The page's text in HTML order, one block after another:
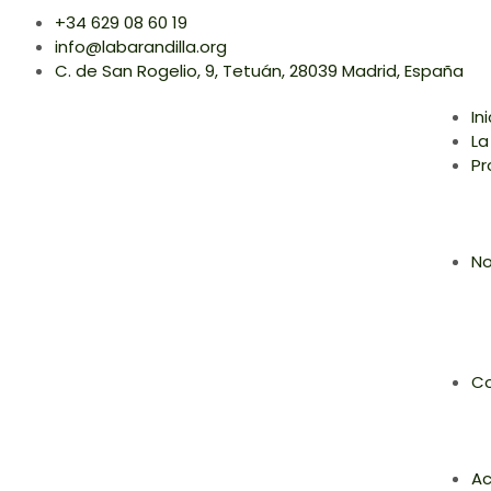
+34 629 08 60 19
info@labarandilla.org
C. de San Rogelio, 9, Tetuán, 28039 Madrid, España